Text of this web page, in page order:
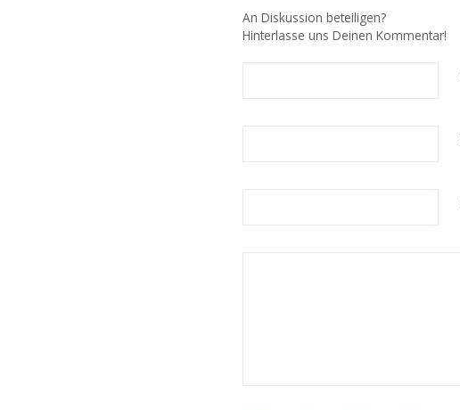
An Diskussion beteiligen?
Hinterlasse uns Deinen Kommentar!